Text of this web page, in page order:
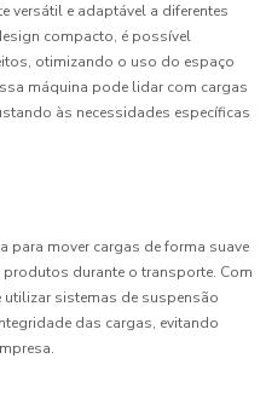
versátil e adaptável a diferentes
compacto, é possível
otimizando o uso do espaço
máquina pode lidar com cargas
às necessidades específicas
para mover cargas de forma suave
durante o transporte. Com
utilizar sistemas de suspensão
das cargas, evitando